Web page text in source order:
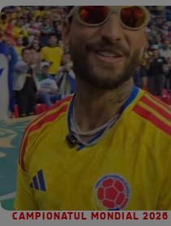
CAMPIONATUL MONDIAL 2026